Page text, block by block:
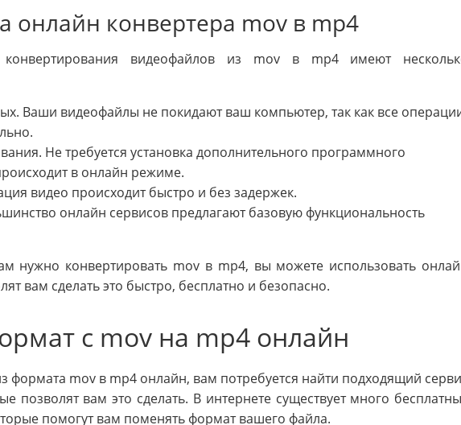
онлайн конвертера mov в mp4
видеофайлов из mov в mp4 имеют
Ваши видеофайлы не покидают ваш компьютер, так как все
Не требуется установка дополнительного программного
в онлайн режиме.
видео происходит быстро и без задержек.
онлайн сервисов предлагают базовую функциональность
нужно конвертировать mov в mp4, вы можете использовать
вам сделать это быстро, бесплатно и безопасно.
с mov на mp4 онлайн
формата mov в mp4 онлайн, вам потребуется найти подходящий
позволят вам это сделать. В интернете существует много
помогут вам поменять формат вашего файла.